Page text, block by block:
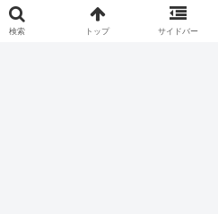
アする
検索 トップ サイドバー